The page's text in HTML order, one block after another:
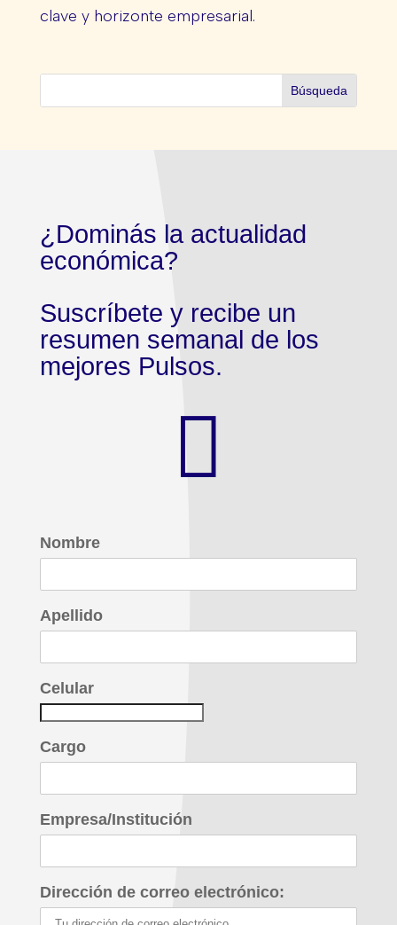
clave y horizonte empresarial.
¿Dominás la actualidad
económica?
Suscríbete y recibe un
resumen semanal de los
mejores Pulsos.

Nombre
Apellido
Celular
Cargo
Empresa/Institución
Dirección de correo electrónico: